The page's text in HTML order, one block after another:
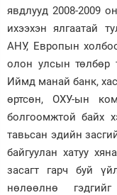
явдлууд 2008-2009
ихээхэн ялгаатай
АНУ, Европын
олон улсын төлбөр
Иймд манай банк,
өртсөн, ОХУ-ын
болгоомжтой байх
тавьсан эдийн
байгуулан хатуу
засагт гарч буй
нөлөөлнө